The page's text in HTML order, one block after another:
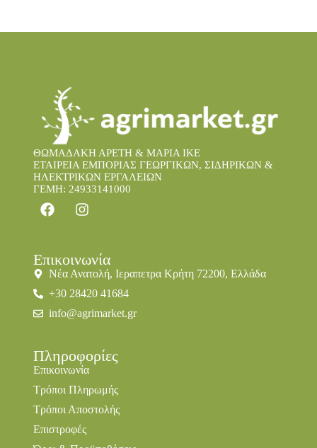
ΘΩΜΑΔΑΚΗ ΑΡΕΤΗ & ΜΑΡΙΑ IKE
ΕΤΑΙΡΕΙΑ ΕΜΠΟΡΙΑΣ ΓΕΩΡΓΙΚΩΝ, ΣΙΔΗΡΙΚΩΝ &
ΗΛΕΚΤΡΙΚΩΝ ΕΡΓΑΛΕΙΩΝ
ΓΕΜΗ: 24933141000
Επικοινωνία
Νέα Ανατολή, Ιεραπετρα Κρήτη 72200, Ελλάδα
+30 28420 41684
info@agrimarket.gr
Πληροφορίες
Επικοινωνία
Τρόποι Πληρωμής
Τρόποι Αποστολής
Επιστροφές